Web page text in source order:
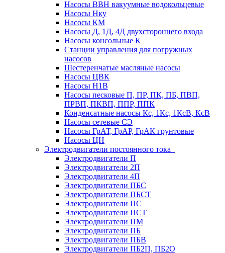
Насосы ВВН вакуумные водокольцевые
Насосы Нку
Насосы КМ
Насосы Д, 1Д, 4Д двухстороннего входа
Насосы консольные К
Станции управления для погружных
насосов
Шестеренчатые масляные насосы
Насосы ЦВК
Насосы Н1В
Насосы песковые П, ПР, ПК, ПБ, ПВП,
ПРВП, ПКВП, ППР, ППК
Конденсатные насосы Кс, 1Кс, 1КсВ, КсВ
Насосы сетевые СЭ
Насосы ГрАТ, ГрАР, ГрАК грунтовые
Насосы ЦН
Электродвигатели постоянного тока
Электродвигатели П
Электродвигатели 2П
Электродвигатели 4П
Электродвигатели ПБС
Электродвигатели ПБСТ
Электродвигатели ПС
Электродвигатели ПСТ
Электродвигатели ПМ
Электродвигатели ПБ
Электродвигатели ПБВ
Электродвигатели ПБ2П, ПБ2О